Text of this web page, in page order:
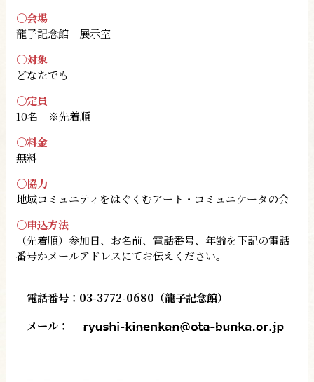
〇会場
龍子記念館 展示室
〇対象
どなたでも
〇定員
10名 ※先着順
〇料金
無料
〇協力
地域コミュニティをはぐくむアート・コミュニケータの会
〇申込方法
（先着順）参加日、お名前、電話番号、年齢を下記の電話
番号かメールアドレスにてお伝えください。
電話番号：03-3772-0680（龍子記念館）
メール：